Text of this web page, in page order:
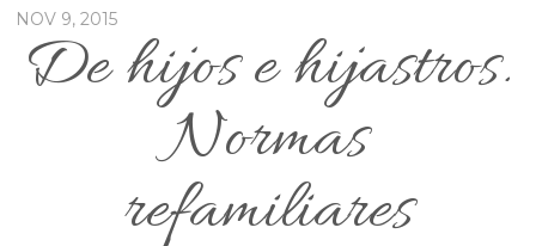
NOV 9, 2015
De hijos e hijastros.
Normas
refamiliares